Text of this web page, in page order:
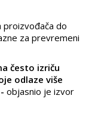
do
za prevremeni
često izriču
odlaze više
objasnio je izvor